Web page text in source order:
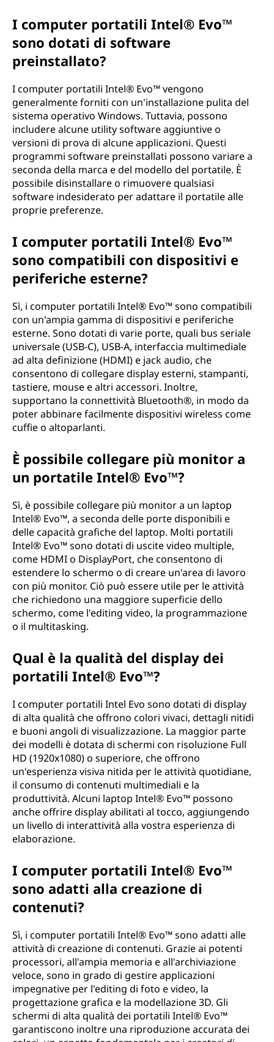
I computer portatili Intel® Evo™
sono dotati di software
preinstallato?
I computer portatili Intel® Evo™ vengono
generalmente forniti con un'installazione pulita del
sistema operativo Windows. Tuttavia, possono
includere alcune utility software aggiuntive o
versioni di prova di alcune applicazioni. Questi
programmi software preinstallati possono variare a
seconda della marca e del modello del portatile. È
possibile disinstallare o rimuovere qualsiasi
software indesiderato per adattare il portatile alle
proprie preferenze.
I computer portatili Intel® Evo™
sono compatibili con dispositivi e
periferiche esterne?
Sì, i computer portatili Intel® Evo™ sono compatibili
con un'ampia gamma di dispositivi e periferiche
esterne. Sono dotati di varie porte, quali bus seriale
universale (USB-C), USB-A, interfaccia multimediale
ad alta definizione (HDMI) e jack audio, che
consentono di collegare display esterni, stampanti,
tastiere, mouse e altri accessori. Inoltre,
supportano la connettività Bluetooth®, in modo da
poter abbinare facilmente dispositivi wireless come
cuffie o altoparlanti.
È possibile collegare più monitor a
un portatile Intel® Evo™?
Sì, è possibile collegare più monitor a un laptop
Intel® Evo™, a seconda delle porte disponibili e
delle capacità grafiche del laptop. Molti portatili
Intel® Evo™ sono dotati di uscite video multiple,
come HDMI o DisplayPort, che consentono di
estendere lo schermo o di creare un'area di lavoro
con più monitor. Ciò può essere utile per le attività
che richiedono una maggiore superficie dello
schermo, come l'editing video, la programmazione
o il multitasking.
Qual è la qualità del display dei
portatili Intel® Evo™?
I computer portatili Intel Evo sono dotati di display
di alta qualità che offrono colori vivaci, dettagli nitidi
e buoni angoli di visualizzazione. La maggior parte
dei modelli è dotata di schermi con risoluzione Full
HD (1920x1080) o superiore, che offrono
un'esperienza visiva nitida per le attività quotidiane,
il consumo di contenuti multimediali e la
produttività. Alcuni laptop Intel® Evo™ possono
anche offrire display abilitati al tocco, aggiungendo
un livello di interattività alla vostra esperienza di
elaborazione.
I computer portatili Intel® Evo™
sono adatti alla creazione di
contenuti?
Sì, i computer portatili Intel® Evo™ sono adatti alle
attività di creazione di contenuti. Grazie ai potenti
processori, all'ampia memoria e all'archiviazione
veloce, sono in grado di gestire applicazioni
impegnative per l'editing di foto e video, la
progettazione grafica e la modellazione 3D. Gli
schermi di alta qualità dei portatili Intel® Evo™
garantiscono inoltre una riproduzione accurata dei